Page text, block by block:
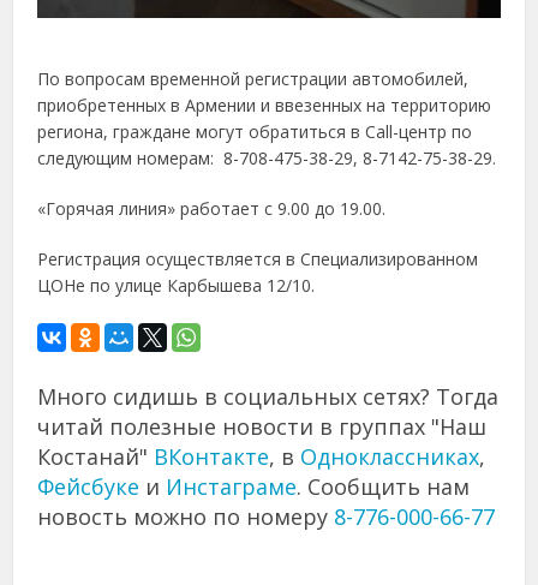
По вопросам временной регистрации автомобилей,
приобретенных в Армении и ввезенных на территорию
региона, граждане могут обратиться в Call-центр по
следующим номерам: 8-708-475-38-29, 8-7142-75-38-29.
«Горячая линия» работает с 9.00 до 19.00.
Регистрация осуществляется в Специализированном
ЦОНе по улице Карбышева 12/10.
Много сидишь в социальных сетях? Тогда
читай полезные новости в группах "Наш
Костанай" ВКонтакте, в Одноклассниках,
Фейсбуке и Инстаграме. Сообщить нам
новость можно по номеру 8-776-000-66-77